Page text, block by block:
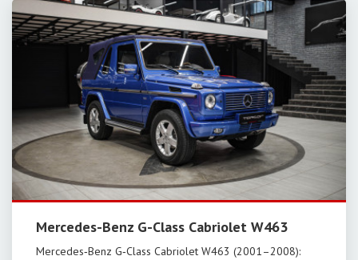
Mercedes-Benz G-Class Cabriolet W463
Mercedes‑Benz G‑Class Cabriolet W463 (2001–2008):